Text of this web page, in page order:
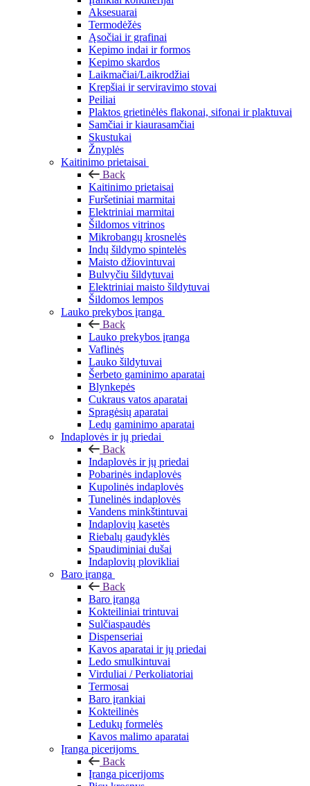
Aksesuarai
Termodėžės
Ąsočiai ir grafinai
Kepimo indai ir formos
Kepimo skardos
Laikmačiai/Laikrodžiai
Krepšiai ir serviravimo stovai
Peiliai
Plaktos grietinėlės flakonai, sifonai ir plaktuvai
Samčiai ir kiaurasamčiai
Skustukai
Žnyplės
Kaitinimo prietaisai
Back
Kaitinimo prietaisai
Furšetiniai marmitai
Elektriniai marmitai
Šildomos vitrinos
Mikrobangų krosnelės
Indų šildymo spintelės
Maisto džiovintuvai
Bulvyčiu šildytuvai
Elektriniai maisto šildytuvai
Šildomos lempos
Lauko prekybos įranga
Back
Lauko prekybos įranga
Vaflinės
Lauko šildytuvai
Šerbeto gaminimo aparatai
Blynkepės
Cukraus vatos aparatai
Spragėsių aparatai
Ledų gaminimo aparatai
Indaplovės ir jų priedai
Back
Indaplovės ir jų priedai
Pobarinės indaplovės
Kupolinės indaplovės
Tunelinės indaplovės
Vandens minkštintuvai
Indaplovių kasetės
Riebalų gaudyklės
Spaudiminiai dušai
Indaplovių plovikliai
Baro įranga
Back
Baro įranga
Kokteiliniai trintuvai
Sulčiaspaudės
Dispenseriai
Kavos aparatai ir jų priedai
Ledo smulkintuvai
Virduliai / Perkoliatoriai
Termosai
Baro įrankiai
Kokteilinės
Ledukų formelės
Kavos malimo aparatai
Įranga picerijoms
Back
Įranga picerijoms